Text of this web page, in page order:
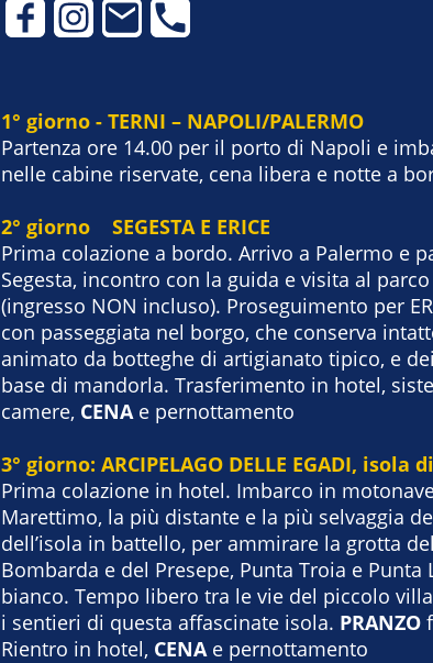
1° giorno - TERNI – NAPOLI/PALERMO
Partenza ore 14.00 per il porto di Napoli e
nelle cabine riservate, cena libera e notte a
2° giorno SEGESTA E ERICE
Prima colazione a bordo. Arrivo a Palermo e
Segesta, incontro con la guida e visita al
(ingresso NON incluso). Proseguimento per
con passeggiata nel borgo, che conserva
animato da botteghe di artigianato tipico, e
base di mandorla. Trasferimento in hotel,
camere, CENA e pernottamento
3° giorno: ARCIPELAGO DELLE EGADI, isola
Prima colazione in hotel. Imbarco in
Marettimo, la più distante e la più selvaggia
dell’isola in battello, per ammirare la grotta
Bombarda e del Presepe, Punta Troia e
bianco. Tempo libero tra le vie del piccolo
i sentieri di questa affascinate isola. PRANZO
Rientro in hotel, CENA e pernottamento